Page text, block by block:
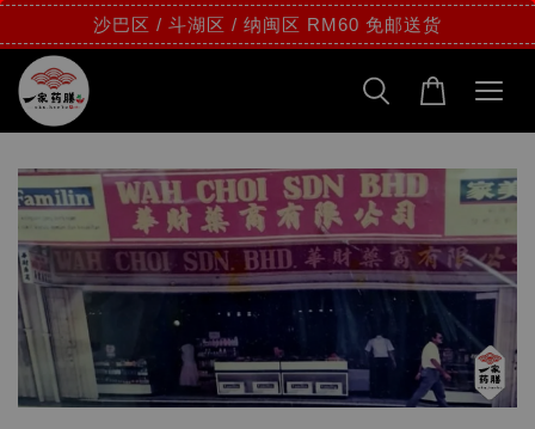
沙巴区 / 斗湖区 / 纳闽区 RM60 免邮送货